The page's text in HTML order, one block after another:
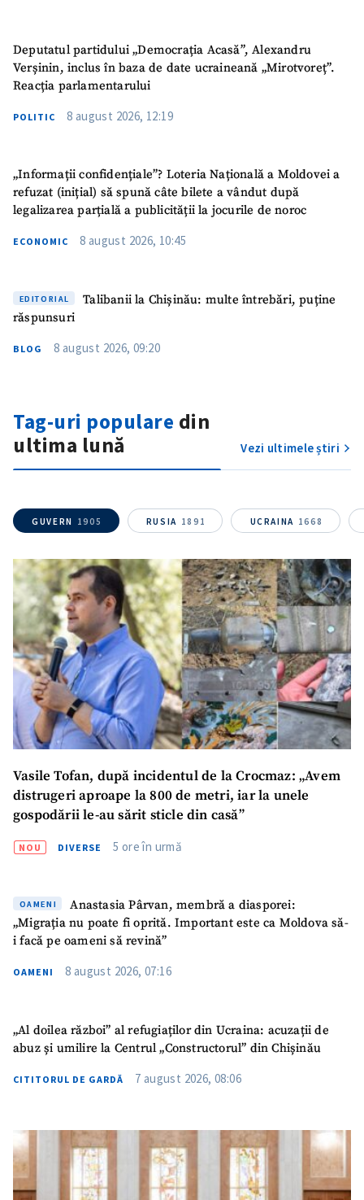
Deputatul partidului „Democrația Acasă”, Alexandru
Verșinin, inclus în baza de date ucraineană „Mirotvoreț”.
Reacția parlamentarului
POLITIC 8 august 2026, 12:19
„Informații confidențiale”? Loteria Națională a Moldovei a
refuzat (inițial) să spună câte bilete a vândut după
legalizarea parțială a publicității la jocurile de noroc
ECONOMIC 8 august 2026, 10:45
EDITORIAL
Talibanii la Chișinău: multe întrebări, puține
răspunsuri
BLOG 8 august 2026, 09:20
Tag-uri populare din
ultima lună
Vezi ultimele știri
GUVERN 1905 RUSIA 1891 UCRAINA 1668
Vasile Tofan, după incidentul de la Crocmaz: „Avem
distrugeri aproape la 800 de metri, iar la unele
gospodării le-au sărit sticle din casă”
NOU DIVERSE 5 ore în urmă
OAMENI
Anastasia Pârvan, membră a diasporei:
„Migrația nu poate fi oprită. Important este ca Moldova să-
i facă pe oameni să revină”
OAMENI 8 august 2026, 07:16
„Al doilea război” al refugiaților din Ucraina: acuzații de
abuz și umilire la Centrul „Constructorul” din Chișinău
CITITORUL DE GARDĂ 7 august 2026, 08:06